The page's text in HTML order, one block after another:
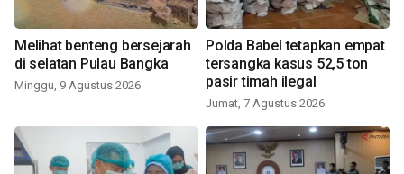
Melihat benteng bersejarah
di selatan Pulau Bangka
Minggu, 9 Agustus 2026
Polda Babel tetapkan empat
tersangka kasus 52,5 ton
pasir timah ilegal
Jumat, 7 Agustus 2026